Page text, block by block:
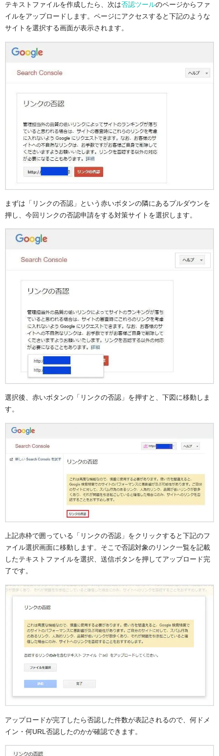
テキストファイルを作成したら、次は否認ツールのページからファ
イルをアップロードします。ページにアクセスすると下記のような
サイトを選択する画面が表示されます。
まずは「リンクの否認」という赤いボタンの隣にあるプルダウンを
押し、今回リンクの否認申請をする対策サイトを選択します。
選択後、赤いボタンの「リンクの否認」を押すと、下図に移動しま
す。
上記赤枠で囲っている「リンクの否認」をクリックすると下記のフ
ァイル選択画面に移動します。そこで否認対象のリンク一覧を記載
したテキストファイルを選択、送信ボタンを押してアップロード完
了です。
アップロードが完了したら否認した件数が表記されるので、何ドメ
イン・何URL否認したのかが確認できます。